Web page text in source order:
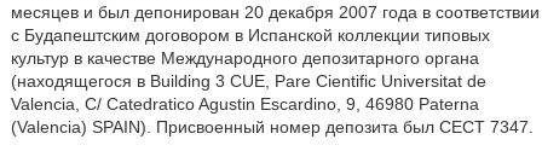
месяцев и был депонирован 20 декабря 2007 года в соответствии
с Будапештским договором в Испанской коллекции типовых
культур в качестве Международного депозитарного органа
(находящегося в Building 3 CUE, Pare Cientific Universitat de
Valencia, С/ Catedratico Agustin Escardino, 9, 46980 Paterna
(Valencia) SPAIN). Присвоенный номер депозита был СЕСТ 7347.